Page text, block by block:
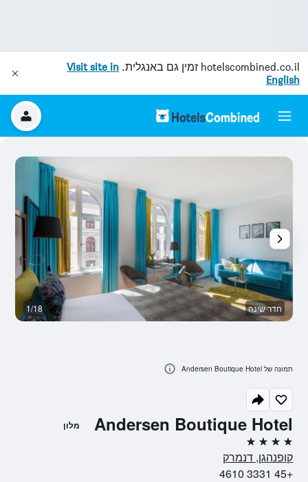
hotelscombined.co.il זמין גם באנגלית. Visit site in
English
Andersen Boutique Hotel מלון
4 כוכבים
קופנהגן, דנמרק
+45 3331 4610
חדר שינה 1/18
תמונה של Andersen Boutique Hotel